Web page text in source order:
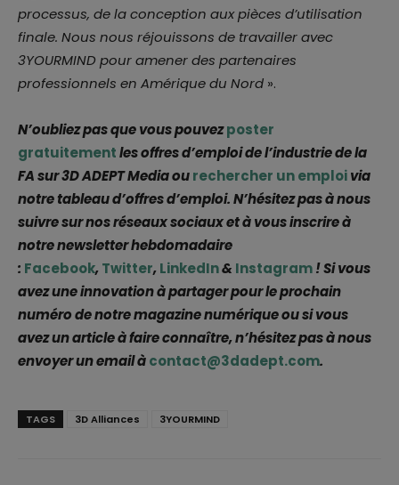
processus, de la conception aux pièces d’utilisation
finale. Nous nous réjouissons de travailler avec
3YOURMIND pour amener des partenaires
professionnels en Amérique du Nord ».
N’oubliez pas que vous pouvezposter
gratuitementles offres d’emploi de l’industrie de la
FA sur 3D ADEPT Media ourechercher un emploivia
notre tableau d’offres d’emploi. N’hésitez pas à nous
suivre sur nos réseaux sociaux et à vous inscrire à
notre newsletter hebdomadaire
: Facebook,Twitter,LinkedIn& Instagram! Si vous
avez une innovation à partager pour le prochain
numéro de notre magazine numérique ou si vous
avez un article à faire connaître, n’hésitez pas à nous
envoyer un email àcontact@3dadept.com.
TAGS 3D Alliances 3YOURMIND